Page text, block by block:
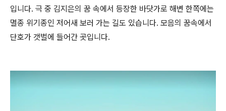
입니다. 극 중 김지은의 꿈 속에서 등장한 바닷가로 해변 한쪽에는
멸종 위기종인 저어새 보러 가는 길도 있습니다. 모음의 꿈속에서
단호가 갯벌에 들어간 곳입니다.